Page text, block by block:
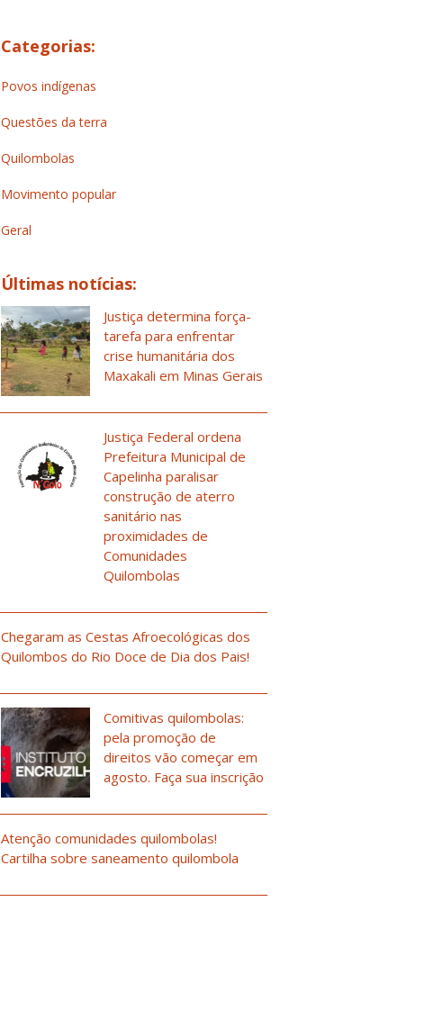
Categorias:
Povos indígenas
Questões da terra
Quilombolas
Movimento popular
Geral
Últimas notícias:
Justiça determina força-
tarefa para enfrentar
crise humanitária dos
Maxakali em Minas Gerais
Justiça Federal ordena
Prefeitura Municipal de
Capelinha paralisar
construção de aterro
sanitário nas
proximidades de
Comunidades
Quilombolas
Chegaram as Cestas Afroecológicas dos
Quilombos do Rio Doce de Dia dos Pais!
Comitivas quilombolas:
pela promoção de
direitos vão começar em
agosto. Faça sua inscrição
Atenção comunidades quilombolas!
Cartilha sobre saneamento quilombola